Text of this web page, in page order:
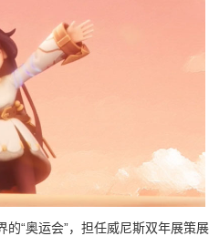
的“奥运会”，担任威尼斯双年展策展